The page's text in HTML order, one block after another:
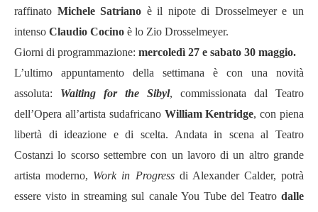
raffinato Michele Satriano è il nipote di Drosselmeyer e un
intenso Claudio Cocino è lo Zio Drosselmeyer.
Giorni di programmazione: mercoledì 27 e sabato 30 maggio.
L’ultimo appuntamento della settimana è con una novità
assoluta: Waiting for the Sibyl, commissionata dal Teatro
dell’Opera all’artista sudafricano William Kentridge, con piena
libertà di ideazione e di scelta. Andata in scena al Teatro
Costanzi lo scorso settembre con un lavoro di un altro grande
artista moderno, Work in Progress di Alexander Calder, potrà
essere visto in streaming sul canale You Tube del Teatro dalle